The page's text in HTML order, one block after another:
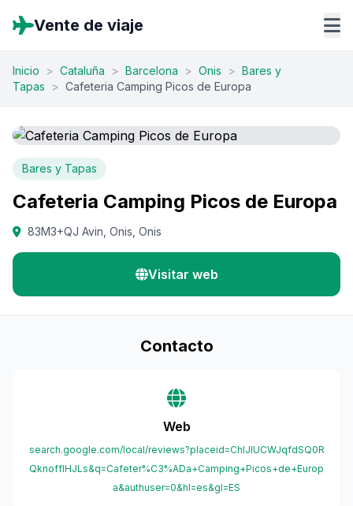
Vente de viaje
Inicio > Cataluña > Barcelona > Onis > Bares y
Tapas
> Cafeteria Camping Picos de Europa
Bares y Tapas
Cafeteria Camping Picos de Europa
83M3+QJ Avin, Onis, Onis
Visitar web
Contacto
Web
search.google.com/local/reviews?placeid=ChIJlUCWJqfdSQ0R
QknoffIHJLs&q=Cafeter%C3%ADa+Camping+Picos+de+Europ
a&authuser=0&hl=es&gl=ES